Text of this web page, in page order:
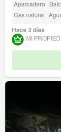
Aparcadero
Gas natural
Ascensor
Hace 3 días
MI